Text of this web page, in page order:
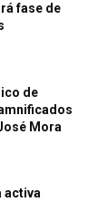
fase de
de
Mora
activa